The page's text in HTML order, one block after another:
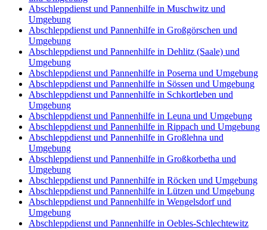
Abschleppdienst und Pannenhilfe in Muschwitz und
Umgebung
Abschleppdienst und Pannenhilfe in Großgörschen und
Umgebung
Abschleppdienst und Pannenhilfe in Dehlitz (Saale) und
Umgebung
Abschleppdienst und Pannenhilfe in Poserna und Umgebung
Abschleppdienst und Pannenhilfe in Sössen und Umgebung
Abschleppdienst und Pannenhilfe in Schkortleben und
Umgebung
Abschleppdienst und Pannenhilfe in Leuna und Umgebung
Abschleppdienst und Pannenhilfe in Rippach und Umgebung
Abschleppdienst und Pannenhilfe in Großlehna und
Umgebung
Abschleppdienst und Pannenhilfe in Großkorbetha und
Umgebung
Abschleppdienst und Pannenhilfe in Röcken und Umgebung
Abschleppdienst und Pannenhilfe in Lützen und Umgebung
Abschleppdienst und Pannenhilfe in Wengelsdorf und
Umgebung
Abschleppdienst und Pannenhilfe in Oebles-Schlechtewitz